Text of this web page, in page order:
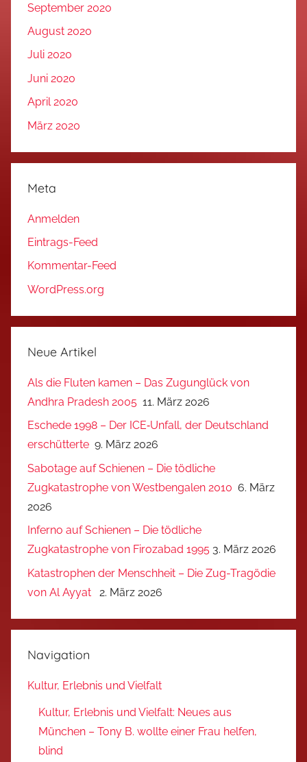
September 2020
August 2020
Juli 2020
Juni 2020
April 2020
März 2020
Meta
Anmelden
Eintrags-Feed
Kommentar-Feed
WordPress.org
Neue Artikel
Als die Fluten kamen – Das Zugunglück von
Andhra Pradesh 2005 11. März 2026
Eschede 1998 – Der ICE‑Unfall, der Deutschland
erschütterte 9. März 2026
Sabotage auf Schienen – Die tödliche
Zugkatastrophe von Westbengalen 2010 6. März
2026
Inferno auf Schienen – Die tödliche
Zugkatastrophe von Firozabad 1995 3. März 2026
Katastrophen der Menschheit – Die Zug-Tragödie
von Al Ayyat
2. März 2026
Navigation
Kultur, Erlebnis und Vielfalt
Kultur, Erlebnis und Vielfalt: Neues aus
München – Tony B. wollte einer Frau helfen,
blind